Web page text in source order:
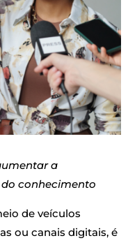
a
do conhecimento
de veículos
ou canais digitais, é